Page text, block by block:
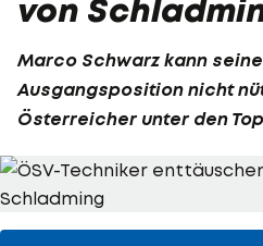
von
Marco Schwarzkann
Ausgangsposition nicht
Österreicher unter den Top